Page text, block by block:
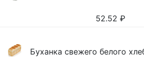
52.52 ₽
Буханка свежего белого